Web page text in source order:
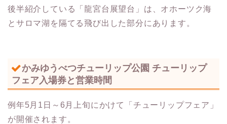
後半紹介している「龍宮台展望台」は、オホーツク海
とサロマ湖を隔てる飛び出した部分にあります。
かみゆうべつチューリップ公園 チューリップ
フェア入場券と営業時間
例年5月1日～6月上旬にかけて「チューリップフェア」
が開催されます。